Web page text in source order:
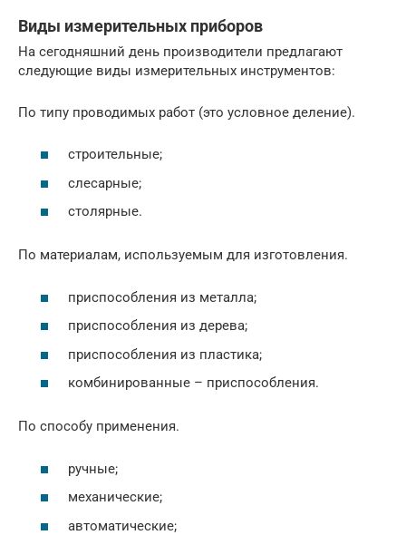
Виды измерительных приборов
На сегодняшний день производители предлагают
следующие виды измерительных инструментов:
По типу проводимых работ (это условное деление).
строительные;
слесарные;
столярные.
По материалам, используемым для изготовления.
приспособления из металла;
приспособления из дерева;
приспособления из пластика;
комбинированные – приспособления.
По способу применения.
ручные;
механические;
автоматические;